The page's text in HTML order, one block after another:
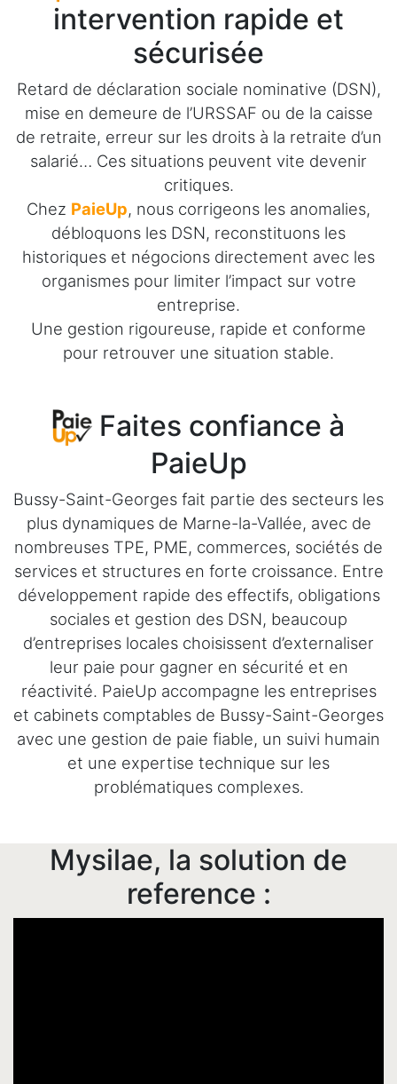
intervention rapide et
sécurisée
Retard de déclaration sociale nominative (DSN),
mise en demeure de l’URSSAF ou de la caisse
de retraite, erreur sur les droits à la retraite d’un
salarié… Ces situations peuvent vite devenir
critiques.
Chez PaieUp, nous corrigeons les anomalies,
débloquons les DSN, reconstituons les
historiques et négocions directement avec les
organismes pour limiter l’impact sur votre
entreprise.
Une gestion rigoureuse, rapide et conforme
pour retrouver une situation stable.
Faites confiance à
PaieUp
Bussy-Saint-Georges fait partie des secteurs les
plus dynamiques de Marne-la-Vallée, avec de
nombreuses TPE, PME, commerces, sociétés de
services et structures en forte croissance. Entre
développement rapide des effectifs, obligations
sociales et gestion des DSN, beaucoup
d’entreprises locales choisissent d’externaliser
leur paie pour gagner en sécurité et en
réactivité. PaieUp accompagne les entreprises
et cabinets comptables de Bussy-Saint-Georges
avec une gestion de paie fiable, un suivi humain
et une expertise technique sur les
problématiques complexes.
Mysilae, la solution de
reference :